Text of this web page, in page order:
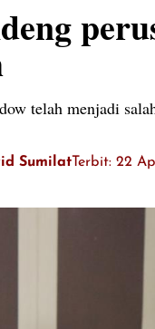
telah menjadi
Sumilat Terbit: 22